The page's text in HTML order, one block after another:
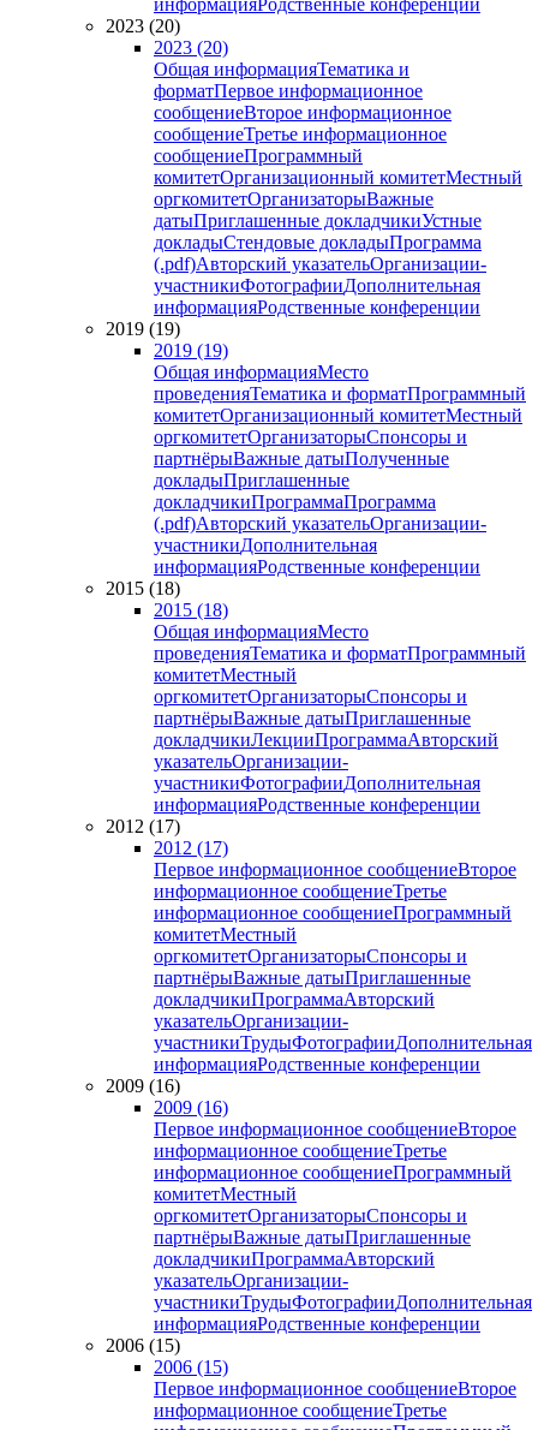
информацияРодственные конференции
2023 (20)
2023 (20)
Общая информацияТематика и
форматПервое информационное
сообщениеВторое информационное
сообщениеТретье информационное
сообщениеПрограммный
комитетОрганизационный комитетМестный
оргкомитетОрганизаторыВажные
датыПриглашенные докладчикиУстные
докладыСтендовые докладыПрограмма
(.pdf)Авторский указательОрганизации-
участникиФотографииДополнительная
информацияРодственные конференции
2019 (19)
2019 (19)
Общая информацияМесто
проведенияТематика и форматПрограммный
комитетОрганизационный комитетМестный
оргкомитетОрганизаторыСпонсоры и
партнёрыВажные датыПолученные
докладыПриглашенные
докладчикиПрограммаПрограмма
(.pdf)Авторский указательОрганизации-
участникиДополнительная
информацияРодственные конференции
2015 (18)
2015 (18)
Общая информацияМесто
проведенияТематика и форматПрограммный
комитетМестный
оргкомитетОрганизаторыСпонсоры и
партнёрыВажные датыПриглашенные
докладчикиЛекцииПрограммаАвторский
указательОрганизации-
участникиФотографииДополнительная
информацияРодственные конференции
2012 (17)
2012 (17)
Первое информационное сообщениеВторое
информационное сообщениеТретье
информационное сообщениеПрограммный
комитетМестный
оргкомитетОрганизаторыСпонсоры и
партнёрыВажные датыПриглашенные
докладчикиПрограммаАвторский
указательОрганизации-
участникиТрудыФотографииДополнительная
информацияРодственные конференции
2009 (16)
2009 (16)
Первое информационное сообщениеВторое
информационное сообщениеТретье
информационное сообщениеПрограммный
комитетМестный
оргкомитетОрганизаторыСпонсоры и
партнёрыВажные датыПриглашенные
докладчикиПрограммаАвторский
указательОрганизации-
участникиТрудыФотографииДополнительная
информацияРодственные конференции
2006 (15)
2006 (15)
Первое информационное сообщениеВторое
информационное сообщениеТретье